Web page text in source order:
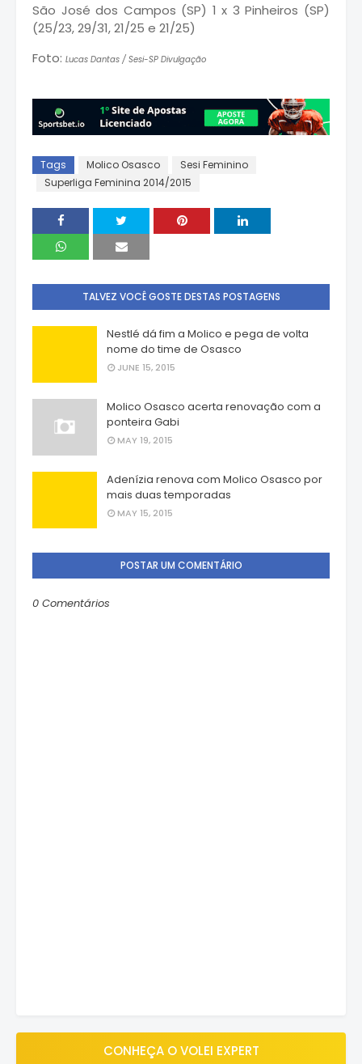
São José dos Campos (SP) 1 x 3 Pinheiros (SP)
(25/23, 29/31, 21/25 e 21/25)
Foto: Lucas Dantas / Sesi-SP Divulgação
Tags Molico Osasco
Sesi Feminino
Superliga Feminina 2014/2015
TALVEZ VOCÊ GOSTE DESTAS POSTAGENS
Nestlé dá fim a Molico e pega de volta
nome do time de Osasco
JUNE 15, 2015
Molico Osasco acerta renovação com a
ponteira Gabi
MAY 19, 2015
Adenízia renova com Molico Osasco por
mais duas temporadas
MAY 15, 2015
POSTAR UM COMENTÁRIO
0 Comentários
CONHEÇA O VOLEI EXPERT